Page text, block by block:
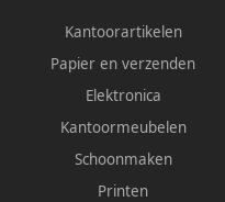
Kantoorartikelen
Papier en verzenden
Elektronica
Kantoormeubelen
Schoonmaken
Printen